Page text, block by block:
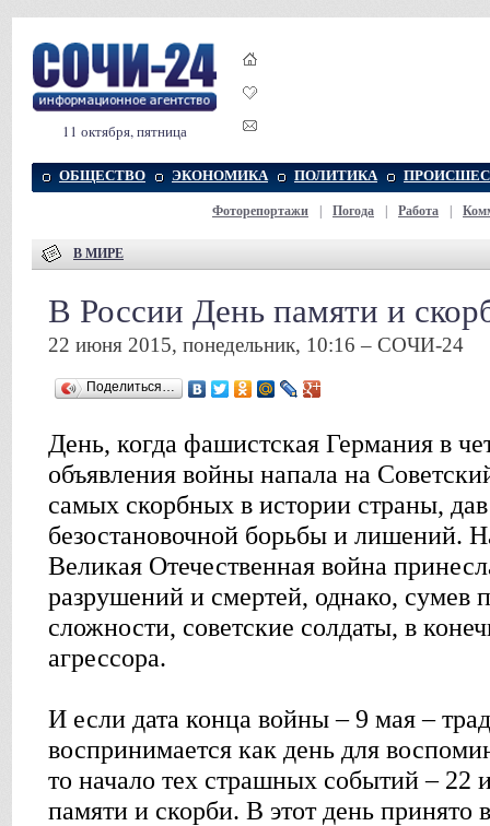
11 октября, пятница
ОБЩЕСТВО ЭКОНОМИКА ПОЛИТИКА
Фоторепортажи Погода Работа
В МИРЕ
В России День памяти и
22 июня 2015, понедельник, 10:16 – СОЧИ-24
Поделиться…
День, когда фашистская Германия в
объявления войны напала на
самых скорбных в истории страны,
безостановочной борьбы и лишений.
Великая Отечественная война
разрушений и смертей, однако, сумев
сложности, советские солдаты, в
агрессора.
И если дата конца войны – 9 мая –
воспринимается как день для
то начало тех страшных событий – 22
памяти и скорби. В этот день принято